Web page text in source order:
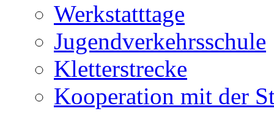
Werkstatttage
Jugendverkehrsschule
Kletterstrecke
Kooperation mit der